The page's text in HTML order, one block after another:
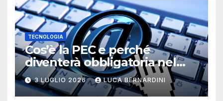
TECNOLOGIA
Cos’è la PEC e perché
diventerà obbligatoria nel
2026?
3 LUGLIO 2026 LUCA BERNARDINI